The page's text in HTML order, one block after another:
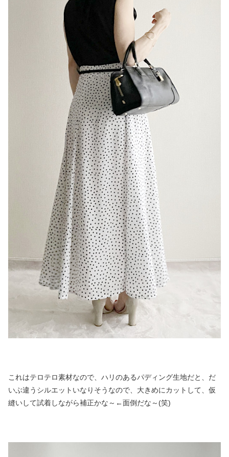
これはテロテロ素材なので、ハリのあるパディング生地だと、だ
いぶ違うシルエットいなりそうなので、大きめにカットして、仮
縫いして試着しながら補正かな～←面倒だな～(笑)